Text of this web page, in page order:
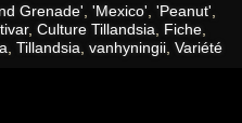
Grenade' 'Mexico' 'Peanut'
, Culture Tillandsia Fiche
Tillandsia vanhyningii Variété